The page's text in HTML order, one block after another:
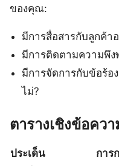
ของคุณ:
มีการสื่อสารกับลูกค้า
มีการติดตามความพึง
มีการจัดการกับข้อร้อ
ไม่?
ตารางเชิงข้อควา
ประเด็น การ